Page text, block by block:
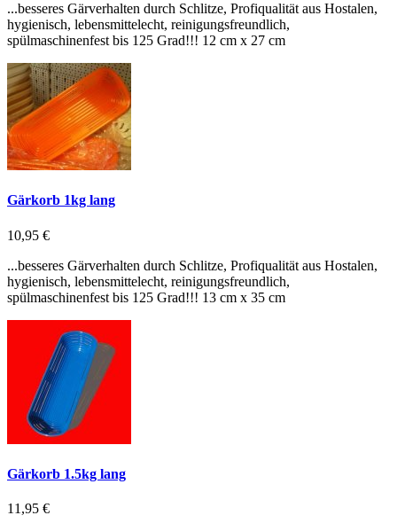
...besseres Gärverhalten durch Schlitze, Profiqualität aus Hostalen,
hygienisch, lebensmittelecht, reinigungsfreundlich,
spülmaschinenfest bis 125 Grad!!! 12 cm x 27 cm
Gärkorb 1kg lang
10,95 €
...besseres Gärverhalten durch Schlitze, Profiqualität aus Hostalen,
hygienisch, lebensmittelecht, reinigungsfreundlich,
spülmaschinenfest bis 125 Grad!!! 13 cm x 35 cm
Gärkorb 1.5kg lang
11,95 €